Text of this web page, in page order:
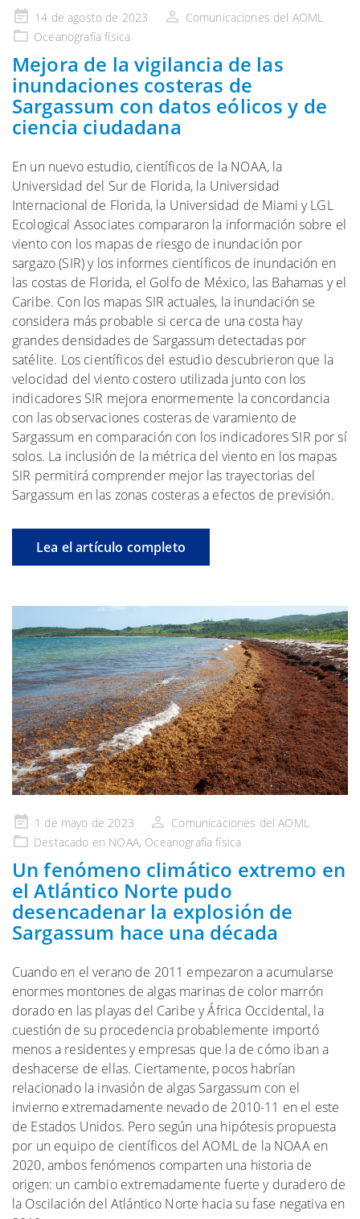
Publicado
en
14 de agosto de 2023
Comunicaciones del AOML
Oceanografía física
Mejora de la vigilancia de las
inundaciones costeras de
Sargassum con datos eólicos y de
ciencia ciudadana
En un nuevo estudio, científicos de la NOAA, la
Universidad del Sur de Florida, la Universidad
Internacional de Florida, la Universidad de Miami y LGL
Ecological Associates compararon la información sobre el
viento con los mapas de riesgo de inundación por
sargazo (SIR) y los informes científicos de inundación en
las costas de Florida, el Golfo de México, las Bahamas y el
Caribe. Con los mapas SIR actuales, la inundación se
considera más probable si cerca de una costa hay
grandes densidades de Sargassum detectadas por
satélite. Los científicos del estudio descubrieron que la
velocidad del viento costero utilizada junto con los
indicadores SIR mejora enormemente la concordancia
con las observaciones costeras de varamiento de
Sargassum en comparación con los indicadores SIR por sí
solos. La inclusión de la métrica del viento en los mapas
SIR permitirá comprender mejor las trayectorias del
Sargassum en las zonas costeras a efectos de previsión.
Lea el artículo completo
Publicado
en
1 de mayo de 2023
Comunicaciones del AOML
Destacado en NOAA, Oceanografía física
Un fenómeno climático extremo en
el Atlántico Norte pudo
desencadenar la explosión de
Sargassum hace una década
Cuando en el verano de 2011 empezaron a acumularse
enormes montones de algas marinas de color marrón
dorado en las playas del Caribe y África Occidental, la
cuestión de su procedencia probablemente importó
menos a residentes y empresas que la de cómo iban a
deshacerse de ellas. Ciertamente, pocos habrían
relacionado la invasión de algas Sargassum con el
invierno extremadamente nevado de 2010-11 en el este
de Estados Unidos. Pero según una hipótesis propuesta
por un equipo de científicos del AOML de la NOAA en
2020, ambos fenómenos comparten una historia de
origen: un cambio extremadamente fuerte y duradero de
la Oscilación del Atlántico Norte hacia su fase negativa en